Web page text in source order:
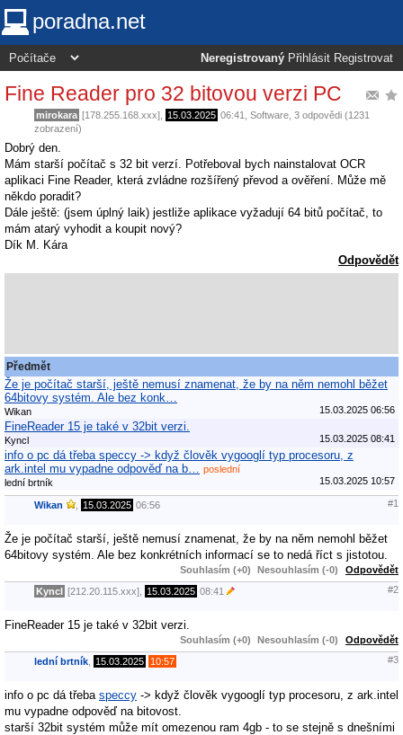
poradna.net
Neregistrovaný Přihlásit Registrovat
Fine Reader pro 32 bitovou verzi PC
mirokara [178.255.168.xxx], 15.03.2025 06:41 Software , 3 odpovědi (1231
zobrazení)
Dobrý den.
Mám starší počítač s 32 bit verzí. Potřeboval bych nainstalovat OCR
aplikaci Fine Reader, která zvládne rozšířený převod a ověření. Může mě
někdo poradit?
Dále ještě: (jsem úplný laik) jestliže aplikace vyžadují 64 bitů počítač, to
mám atarý vyhodit a koupit nový?
Dík M. Kára
Odpovědět
Předmět
Že je počítač starší, ještě nemusí znamenat, že by na něm nemohl běžet
64bitovy systém. Ale bez konk…
Wikan 15.03.2025 06:56
FineReader 15 je také v 32bit verzi.
Kyncl 15.03.2025 08:41
info o pc dá třeba speccy -> když člověk vygooglí typ procesoru, z
ark.intel mu vypadne odpověď na b…
poslední
lední brtník
15.03.2025 10:57
Wikan 15.03.2025 06:56 #1
Že je počítač starší, ještě nemusí znamenat, že by na něm nemohl běžet
64bitovy systém. Ale bez konkrétních informací se to nedá říct s jistotou.
Souhlasím (+0) Nesouhlasím (-0) Odpovědět
Kyncl [212.20.115.xxx], 15.03.2025 08:41 #2
FineReader 15 je také v 32bit verzi.
Souhlasím (+0) Nesouhlasím (-0) Odpovědět
lední brtník 15.03.2025 10:57 #3
info o pc dá třeba speccy -> když člověk vygooglí typ procesoru, z ark.intel
mu vypadne odpověď na bitovost.
starší 32bit systém může mít omezenou ram 4gb - to se stejně s dnešními